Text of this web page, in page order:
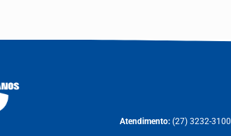
Atendimento: (27) 3232-3100